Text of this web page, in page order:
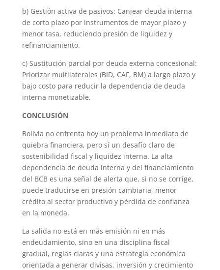
b) Gestión activa de pasivos: Canjear deuda interna
de corto plazo por instrumentos de mayor plazo y
menor tasa, reduciendo presión de liquidez y
refinanciamiento.
c) Sustitución parcial por deuda externa concesional:
Priorizar multilaterales (BID, CAF, BM) a largo plazo y
bajo costo para reducir la dependencia de deuda
interna monetizable.
CONCLUSIÓN
Bolivia no enfrenta hoy un problema inmediato de
quiebra financiera, pero sí un desafío claro de
sostenibilidad fiscal y liquidez interna. La alta
dependencia de deuda interna y del financiamiento
del BCB es una señal de alerta que, si no se corrige,
puede traducirse en presión cambiaria, menor
crédito al sector productivo y pérdida de confianza
en la moneda.
La salida no está en más emisión ni en más
endeudamiento, sino en una disciplina fiscal
gradual, reglas claras y una estrategia económica
orientada a generar divisas, inversión y crecimiento